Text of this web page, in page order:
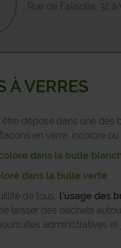
Rue de Falisolle, 32 à
À VERRES
être déposé dans une
en verre, incolore
dans la bulle
dans la bulle verte
de tous, l’usage des
laisser des déchets
administratives et